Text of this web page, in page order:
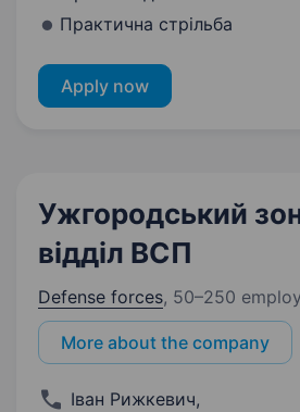
Практична стрільба
Apply now
Ужгородський
відділ ВСП
Defense forces, 50–250
More about the company
Іван Рижкевич,